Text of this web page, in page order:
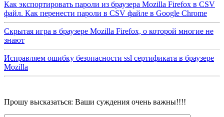
Как экспортировать пароли из браузера Mozilla Firefox в CSV
файл. Как перенести пароли в CSV файле в Google Chrome
Скрытая игра в браузере Mozilla Firefox, о которой многие не
знают
Исправляем ошибку безопасности ssl сертификата в браузере
Mozilla
Прошу высказаться: Ваши суждения очень важны!!!!